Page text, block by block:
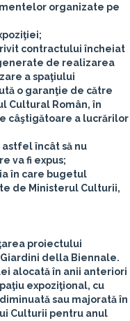
organizate pe
contractului încheiat
de realizarea
a spaţiului
o garanţie de către
Cultural Român, în
câştigătoare a lucrărilor
încât să nu
va fi expus;
în care bugetul
de Ministerul Culturii,
proiectului
della Biennale.
alocată în anii anteriori
expoziţional, cu
sau majorată în
Culturii pentru anul